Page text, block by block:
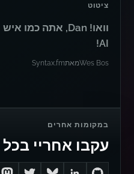
ציטוט
וואו! Dan, אתה כמו איש
AI!
Wes BosמאתSyntax.fm
במקומות אחרים
עקבו אחריי בכל